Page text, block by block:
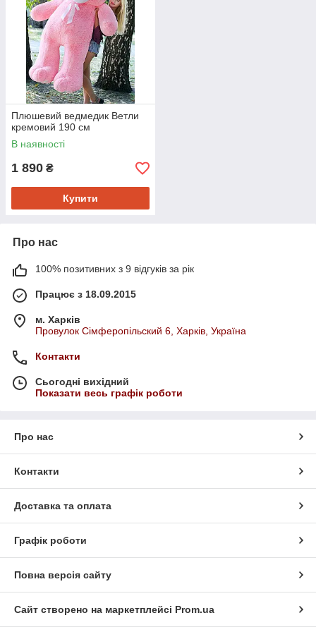
Плюшевий ведмедик Ветли
кремовий 190 см
В наявності
1 890 ₴
Купити
Про нас
100% позитивних з 9 відгуків за рік
Працює з 18.09.2015
м. Харків
Провулок Сімферопільский 6, Харків, Україна
Контакти
Сьогодні вихідний
Показати весь графік роботи
Про нас
Контакти
Доставка та оплата
Графік роботи
Повна версія сайту
Сайт створено на маркетплейсі Prom.ua